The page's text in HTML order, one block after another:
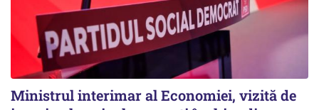
Ministrul interimar al Economiei, vizită de